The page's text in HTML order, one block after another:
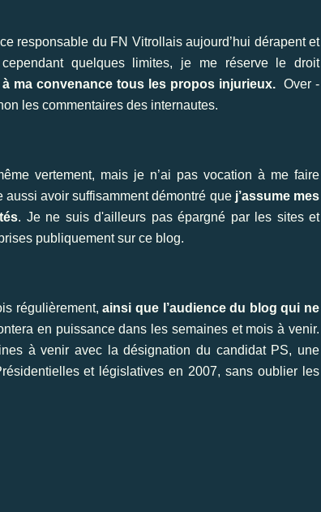
responsable du FN Vitrollais aujourd’hui dérapent et
quelques limites, je me réserve le droit
ma convenance tous les propos injurieux. Over -
les commentaires des internautes.
vertement, mais je n’ai pas vocation à me faire
avoir suffisamment démontré que j’assume mes
. Je ne suis d'ailleurs pas épargné par les sites et
publiquement sur ce blog.
régulièrement,ainsi que l’audience du blog qui ne
en puissance dans les semaines et mois à venir.
à venir avec la désignation du candidat PS, une
et législatives en 2007, sans oublier les